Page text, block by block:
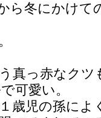
ら冬にかけて
真っ赤なクツ
可愛い。
歳児の孫によ